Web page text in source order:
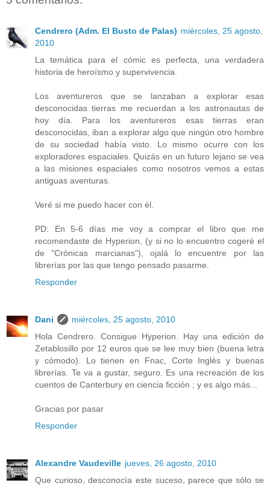
Cendrero (Adm. El Busto de Palas) miércoles, 25 agosto,
2010
La temática para el cómic es perfecta, una verdadera
historia de heroísmo y supervivencia.
Los aventureros que se lanzaban a explorar esas
desconocidas tierras me recuerdan a los astronautas de
hoy día. Para los aventureros esas tierras eran
desconocidas, iban a explorar algo que ningún otro hombre
de su sociedad había visto. Lo mismo ocurre con los
exploradores espaciales. Quizás en un futuro lejano se vea
a las misiones espaciales como nosotros vemos a estas
antiguas aventuras.
Veré si me puedo hacer con él.
PD: En 5-6 días me voy a comprar el libro que me
recomendaste de Hyperion, (y si no lo encuentro cogeré el
de "Crónicas marcianas"), ojalá lo encuentre por las
librerías por las que tengo pensado pasarme.
Responder
Dani
miércoles, 25 agosto, 2010
Hola Cendrero. Consigue Hyperion. Hay una edición de
Zetablosillo por 12 euros que se lee muy bien (buena letra
y cómodo). Lo tienen en Fnac, Corte Inglés y buenas
librerías. Te va a gustar, seguro. Es una recreación de los
cuentos de Canterbury en ciencia ficción ; y es algo más...
Gracias por pasar
Responder
Alexandre Vaudeville jueves, 26 agosto, 2010
Que curioso, desconocía este suceso, parece que sólo se